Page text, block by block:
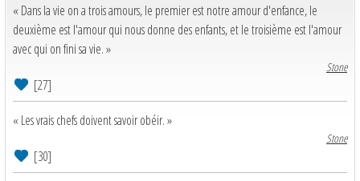
« Dans la vie on a trois amours, le premier est notre amour d'enfance, le
deuxième est l'amour qui nous donne des enfants, et le troisième est l'amour
avec qui on fini sa vie. »
Stone
[27]
« Les vrais chefs doivent savoir obéir. »
Stone
[30]